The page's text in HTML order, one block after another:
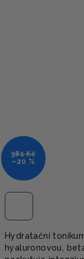
Hydratační
hyaluronovou,
381 Kč
–20 %